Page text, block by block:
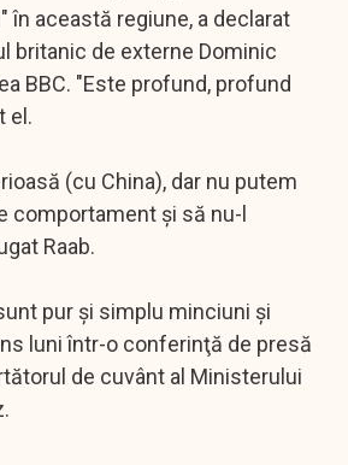
în această regiune, a declarat
britanic de externe Dominic
BBC. "Este profund, profund
el.
(cu China), dar nu putem
comportament şi să nu-l
Raab.
pur şi simplu minciuni şi
luni într-o conferinţă de presă
de cuvânt al Ministerului